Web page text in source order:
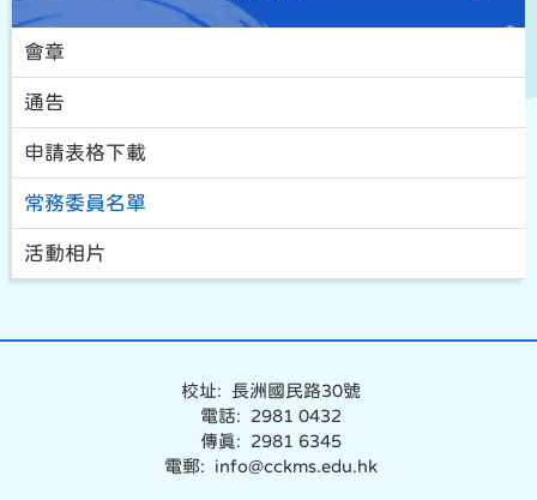
會章
通告
申請表格下載
常務委員名單
活動相片
校址: 長洲國民路30號
電話: 2981 0432
傳真: 2981 6345
電郵: info@cckms.edu.hk